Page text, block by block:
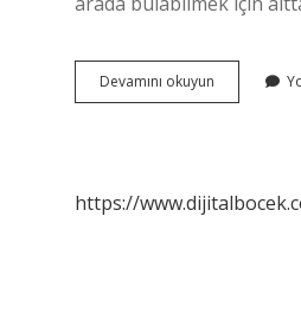
Devamını okuyun
Sünger
https://